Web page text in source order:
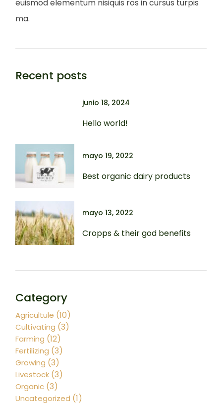
euismod elementum nisiquis ros in cursus turpis
ma.
Recent posts
junio 18, 2024
Hello world!
mayo 19, 2022
Best organic dairy products
mayo 13, 2022
Cropps & their god benefits
Category
Agricultule (10)
Cultivating (3)
Farming (12)
Fertilizing (3)
Growing (3)
Livestock (3)
Organic (3)
Uncategorized (1)